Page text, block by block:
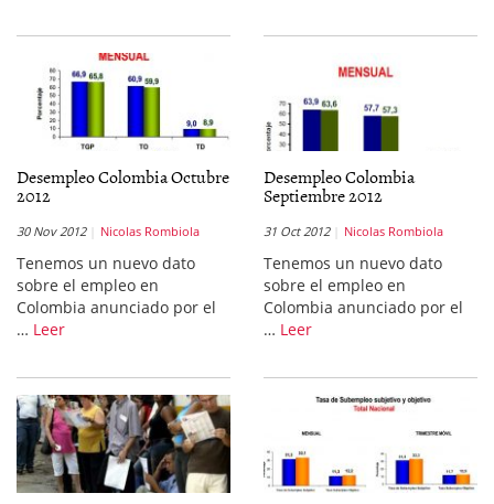
Desempleo Colombia Octubre
2012
30 Nov 2012 Nicolas Rombiola
Tenemos un nuevo dato
sobre el empleo en
Colombia anunciado por el
… Leer
Desempleo Colombia
Septiembre 2012
31 Oct 2012 Nicolas Rombiola
Tenemos un nuevo dato
sobre el empleo en
Colombia anunciado por el
… Leer